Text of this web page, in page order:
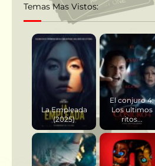
Temas Mas Vistos:
La Empleada
(2025)
El conjuro 4:
Los ultimos
ritos...